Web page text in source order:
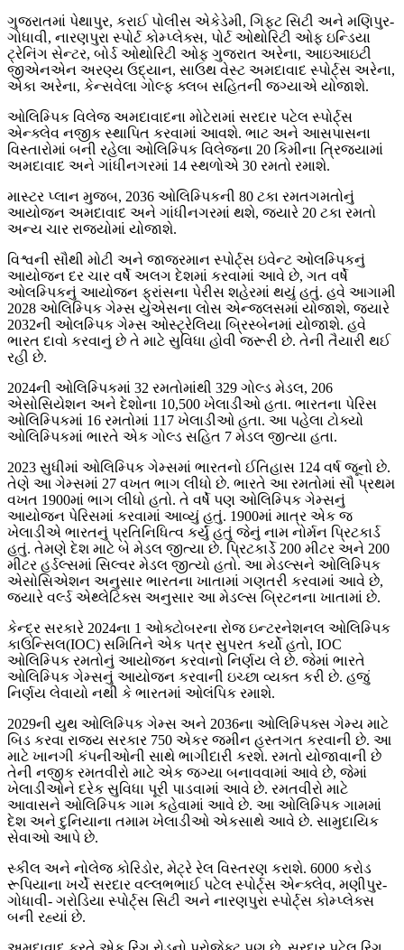
ગુજરાતમાં પેથાપુર, કરાઈ પોલીસ એકેડેમી, ગિફ્ટ સિટી અને મણિપુર-
ગોધાવી, નારણપુરા સ્પોર્ટ કોમ્પ્લેક્સ, પોર્ટ ઓથોરિટી ઓફ ઇન્ડિયા
ટ્રેનિંગ સેન્ટર, બોર્ડ ઓથોરિટી ઓફ ગુજરાત અરેના, આઇઆઇટી
જીએનએન અરણ્ય ઉદ્યાન, સાઉથ વેસ્ટ અમદાવાદ સ્પોર્ટ્સ અરેના,
એકા અરેના, કેન્સવેલા ગોલ્ફ ક્લબ સહિતની જગ્યાએ યોજાશે.
ઓલિમ્પિક વિલેજ અમદાવાદના મોટેરામાં સરદાર પટેલ સ્પોર્ટ્સ
એન્ક્લેવ નજીક સ્થાપિત કરવામાં આવશે. ભાટ અને આસપાસના
વિસ્તારોમાં બની રહેલા ઓલિમ્પિક વિલેજના 20 કિમીના ત્રિજ્યામાં
અમદાવાદ અને ગાંધીનગરમાં 14 સ્થળોએ 30 રમતો રમાશે.
માસ્ટર પ્લાન મુજબ, 2036 ઓલિમ્પિકની 80 ટકા રમતગમતોનું
આયોજન અમદાવાદ અને ગાંધીનગરમાં થશે, જ્યારે 20 ટકા રમતો
અન્ય ચાર રાજ્યોમાં યોજાશે.
વિશ્વની સૌથી મોટી અને જાજરમાન સ્પોર્ટ્સ ઇવેન્ટ ઓલમ્પિકનું
આયોજન દર ચાર વર્ષે અલગ દેશમાં કરવામાં આવે છે, ગત વર્ષે
ઓલમ્પિકનું આયોજન ફ્રાંસના પેરીસ શહેરમાં થયું હતું. હવે આગામી
2028 ઓલિમ્પિક ગેમ્સ યુએસના લોસ એન્જલસમાં યોજાશે, જ્યારે
2032ની ઓલમ્પિક ગેમ્સ ઓસ્ટ્રેલિયા બ્રિસ્બેનમાં યોજાશે. હવે
ભારત દાવો કરવાનું છે તે માટે સુવિધા હોવી જરૂરી છે. તેની તૈયારી થઈ
રહી છે.
2024ની ઓલિમ્પિકમાં 32 રમતોમાંથી 329 ગોલ્ડ મેડલ, 206
એસોસિયેશન અને દેશોના 10,500 ખેલાડીઓ હતા. ભારતના પેરિસ
ઓલિમ્પિકમાં 16 રમતોમાં 117 ખેલાડીઓ હતા. આ પહેલા ટોક્યો
ઓલિમ્પિકમાં ભારતે એક ગોલ્ડ સહિત 7 મેડલ જીત્યા હતા.
2023 સુધીમાં ઓલિમ્પિક ગેમ્સમાં ભારતનો ઈતિહાસ 124 વર્ષ જૂનો છે.
તેણે આ ગેમ્સમાં 27 વખત ભાગ લીધો છે. ભારતે આ રમતોમાં સૌ પ્રથમ
વખત 1900માં ભાગ લીધો હતો. તે વર્ષે પણ ઓલિમ્પિક ગેમ્સનું
આયોજન પેરિસમાં કરવામાં આવ્યું હતું. 1900માં માત્ર એક જ
ખેલાડીએ ભારતનું પ્રતિનિધિત્વ કર્યું હતું જેનું નામ નોર્મન પ્રિટકાર્ડ
હતું. તેમણે દેશ માટે બે મેડલ જીત્યા છે. પ્રિટકાર્ડે 200 મીટર અને 200
મીટર હર્ડલ્સમાં સિલ્વર મેડલ જીત્યો હતો. આ મેડલ્સને ઓલિમ્પિક
એસોસિએશન અનુસાર ભારતના ખાતામાં ગણતરી કરવામાં આવે છે,
જ્યારે વર્લ્ડ એથ્લેટિક્સ અનુસાર આ મેડલ્સ બ્રિટનના ખાતામાં છે.
કેન્દ્ર સરકારે 2024ના 1 ઓક્ટોબરના રોજ ઇન્ટરનેશનલ ઓલિમ્પિક
કાઉન્સિલ(IOC) સમિતિને એક પત્ર સુપરત કર્યો હતો, IOC
ઓલિમ્પિક રમતોનું આયોજન કરવાનો નિર્ણય લે છે. જેમાં ભારતે
ઓલિમ્પિક ગેમ્સનું આયોજન કરવાની ઇચ્છા વ્યક્ત કરી છે. હજું
નિર્ણય લેવાયો નથી કે ભારતમાં ઓલંપિક રમાશે.
2029ની યુથ ઓલિમ્પિક ગેમ્સ અને 2036ના ઓલિમ્પિક્સ ગેમ્ય માટે
બિડ કરવા રાજ્ય સરકાર 750 એકર જમીન હસ્તગત કરવાની છે. આ
માટે ખાનગી કંપનીઓની સાથે ભાગીદારી કરશે. રમતો યોજાવાની છે
તેની નજીક રમતવીરો માટે એક જગ્યા બનાવવામાં આવે છે, જેમાં
ખેલાડીઓને દરેક સુવિધા પૂરી પાડવામાં આવે છે. રમતવીરો માટે
આવાસને ઓલિમ્પિક ગામ કહેવામાં આવે છે. આ ઓલિમ્પિક ગામમાં
દેશ અને દુનિયાના તમામ ખેલાડીઓ એકસાથે આવે છે. સામુદાયિક
સેવાઓ આપે છે.
સ્કીલ અને નોલેજ કોરિડોર, મેટ્રે રેલ વિસ્તરણ કરાશે. 6000 કરોડ
રૂપિયાના ખર્ચે સરદાર વલ્લભભાઈ પટેલ સ્પોર્ટ્સ એન્ક્લેવ, મણીપુર-
ગોધાવી- ગરોડિયા સ્પોર્ટ્સ સિટી અને નારણપુરા સ્પોર્ટ્સ કોમ્પ્લેક્સ
બની રહ્યાં છે.